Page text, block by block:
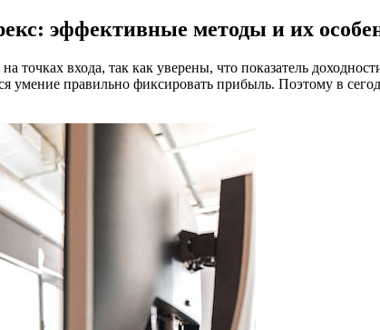
эффективные методы и их
входа, так как уверены, что показатель
умение правильно фиксировать прибыль. Поэтому в